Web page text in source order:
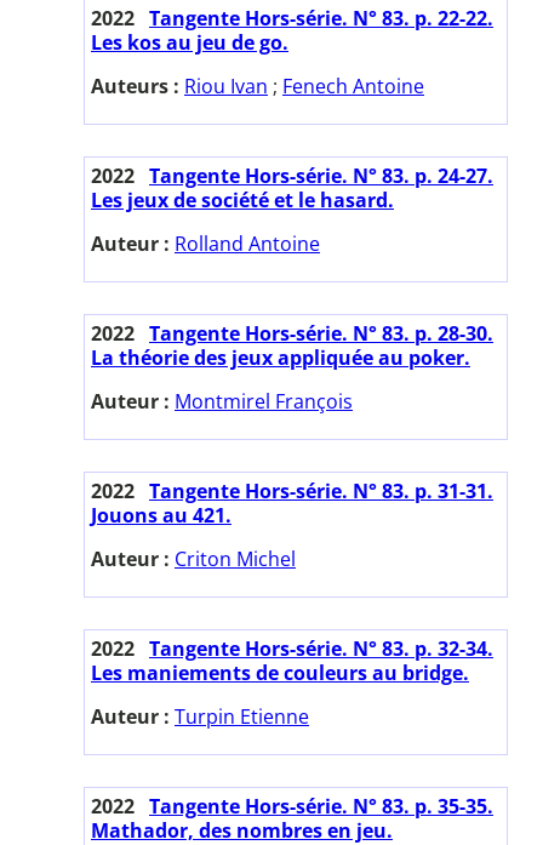
2022 Tangente Hors-série. N° 83. p. 22-22.
Les kos au jeu de go.
Auteurs : Riou Ivan ; Fenech Antoine
2022 Tangente Hors-série. N° 83. p. 24-27.
Les jeux de société et le hasard.
Auteur : Rolland Antoine
2022 Tangente Hors-série. N° 83. p. 28-30.
La théorie des jeux appliquée au poker.
Auteur : Montmirel François
2022 Tangente Hors-série. N° 83. p. 31-31.
Jouons au 421.
Auteur : Criton Michel
2022 Tangente Hors-série. N° 83. p. 32-34.
Les maniements de couleurs au bridge.
Auteur : Turpin Etienne
2022 Tangente Hors-série. N° 83. p. 35-35.
Mathador, des nombres en jeu.